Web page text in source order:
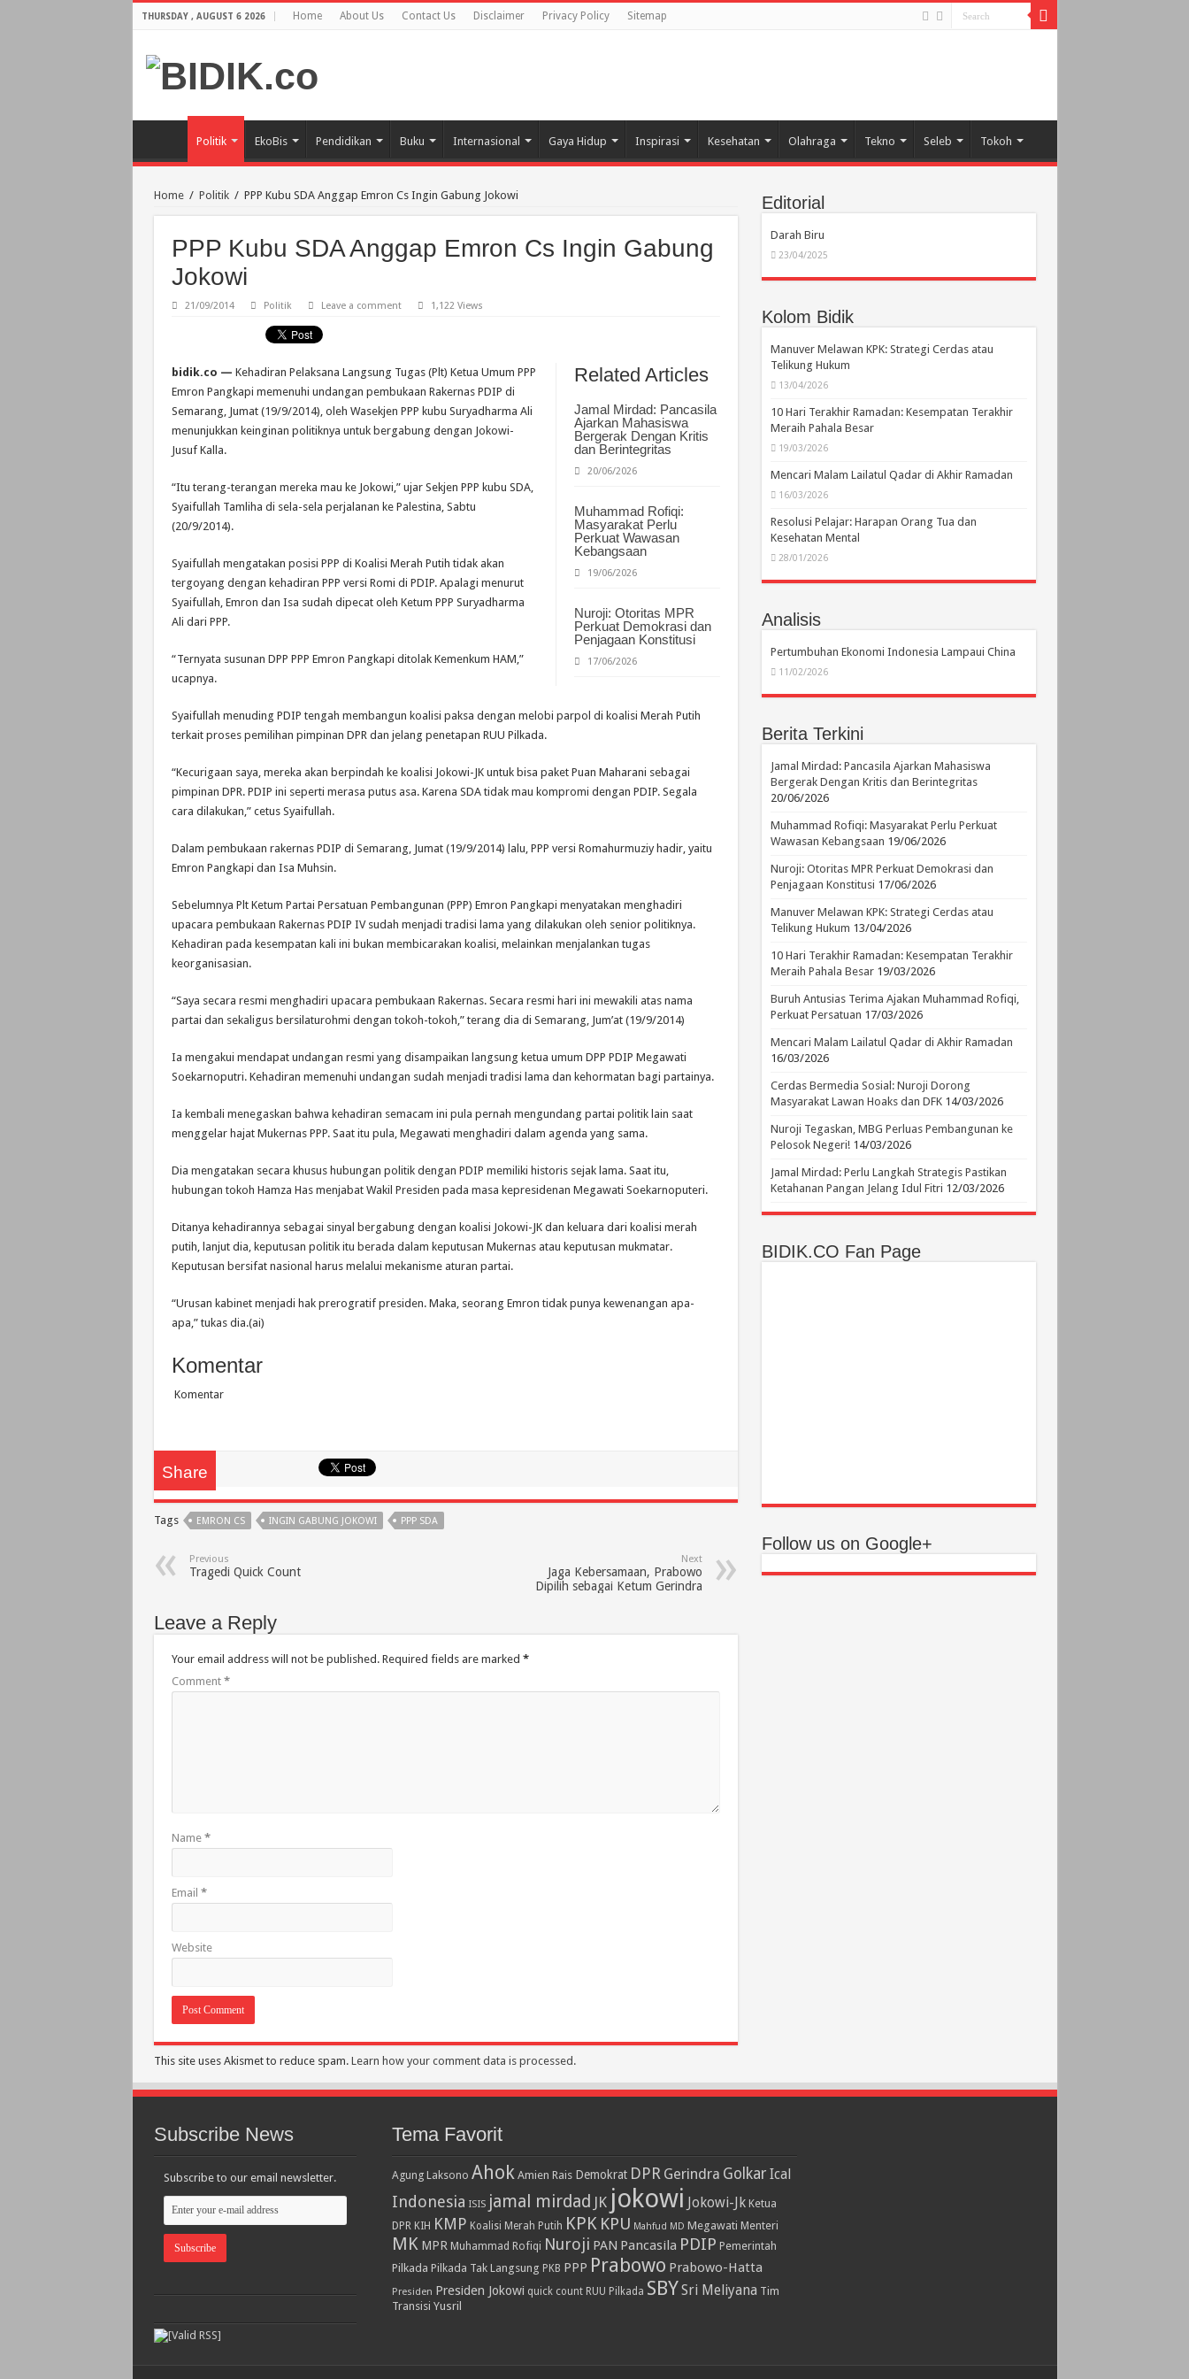
THURSDAY , AUGUST 6 2026 Home About Us Contact Us Disclaimer Privacy Policy Sitemap
Politik EkoBis Pendidikan Buku Internasional Gaya Hidup Inspirasi Kesehatan Olahraga Tekno Seleb Tokoh
Home / Politik / PPP Kubu SDA Anggap Emron Cs Ingin Gabung Jokowi
PPP Kubu SDA Anggap Emron Cs Ingin Gabung
Jokowi
21/09/2014 Politik Leave a comment 1,122 Views
Related Articles
Jamal Mirdad: Pancasila
Ajarkan Mahasiswa
Bergerak Dengan Kritis
dan Berintegritas
20/06/2026
Muhammad Rofiqi:
Masyarakat Perlu
Perkuat Wawasan
Kebangsaan
19/06/2026
Nuroji: Otoritas MPR
Perkuat Demokrasi dan
Penjagaan Konstitusi
17/06/2026
bidik.co — Kehadiran Pelaksana Langsung Tugas (Plt) Ketua Umum PPP
Emron Pangkapi memenuhi undangan pembukaan Rakernas PDIP di
Semarang, Jumat (19/9/2014), oleh Wasekjen PPP kubu Suryadharma Ali
menunjukkan keinginan politiknya untuk bergabung dengan Jokowi-
Jusuf Kalla.
“Itu terang-terangan mereka mau ke Jokowi,” ujar Sekjen PPP kubu SDA,
Syaifullah Tamliha di sela-sela perjalanan ke Palestina, Sabtu
(20/9/2014).
Syaifullah mengatakan posisi PPP di Koalisi Merah Putih tidak akan
tergoyang dengan kehadiran PPP versi Romi di PDIP. Apalagi menurut
Syaifullah, Emron dan Isa sudah dipecat oleh Ketum PPP Suryadharma
Ali dari PPP.
“Ternyata susunan DPP PPP Emron Pangkapi ditolak Kemenkum HAM,”
ucapnya.
Syaifullah menuding PDIP tengah membangun koalisi paksa dengan melobi parpol di koalisi Merah Putih
terkait proses pemilihan pimpinan DPR dan jelang penetapan RUU Pilkada.
“Kecurigaan saya, mereka akan berpindah ke koalisi Jokowi-JK untuk bisa paket Puan Maharani sebagai
pimpinan DPR. PDIP ini seperti merasa putus asa. Karena SDA tidak mau kompromi dengan PDIP. Segala
cara dilakukan,” cetus Syaifullah.
Dalam pembukaan rakernas PDIP di Semarang, Jumat (19/9/2014) lalu, PPP versi Romahurmuziy hadir, yaitu
Emron Pangkapi dan Isa Muhsin.
Sebelumnya Plt Ketum Partai Persatuan Pembangunan (PPP) Emron Pangkapi menyatakan menghadiri
upacara pembukaan Rakernas PDIP IV sudah menjadi tradisi lama yang dilakukan oleh senior politiknya.
Kehadiran pada kesempatan kali ini bukan membicarakan koalisi, melainkan menjalankan tugas
keorganisasian.
“Saya secara resmi menghadiri upacara pembukaan Rakernas. Secara resmi hari ini mewakili atas nama
partai dan sekaligus bersilaturohmi dengan tokoh-tokoh,” terang dia di Semarang, Jum’at (19/9/2014)
Ia mengakui mendapat undangan resmi yang disampaikan langsung ketua umum DPP PDIP Megawati
Soekarnoputri. Kehadiran memenuhi undangan sudah menjadi tradisi lama dan kehormatan bagi partainya.
Ia kembali menegaskan bahwa kehadiran semacam ini pula pernah mengundang partai politik lain saat
menggelar hajat Mukernas PPP. Saat itu pula, Megawati menghadiri dalam agenda yang sama.
Dia mengatakan secara khusus hubungan politik dengan PDIP memiliki historis sejak lama. Saat itu,
hubungan tokoh Hamza Has menjabat Wakil Presiden pada masa kepresidenan Megawati Soekarnoputeri.
Ditanya kehadirannya sebagai sinyal bergabung dengan koalisi Jokowi-JK dan keluara dari koalisi merah
putih, lanjut dia, keputusan politik itu berada dalam keputusan Mukernas atau keputusan mukmatar.
Keputusan bersifat nasional harus melalui mekanisme aturan partai.
“Urusan kabinet menjadi hak prerogratif presiden. Maka, seorang Emron tidak punya kewenangan apa-
apa,” tukas dia.(ai)
Komentar
Komentar
Share
Tags EMRON CS INGIN GABUNG JOKOWI PPP SDA
Previous
Tragedi Quick Count
Next
Jaga Kebersamaan, Prabowo
Dipilih sebagai Ketum Gerindra
Leave a Reply
Your email address will not be published. Required fields are marked *
Comment *
Name *
Email *
Website
This site uses Akismet to reduce spam. Learn how your comment data is processed.
Editorial
Darah Biru
23/04/2025
Kolom Bidik
Manuver Melawan KPK: Strategi Cerdas atau
Telikung Hukum
13/04/2026
10 Hari Terakhir Ramadan: Kesempatan Terakhir
Meraih Pahala Besar
19/03/2026
Mencari Malam Lailatul Qadar di Akhir Ramadan
16/03/2026
Resolusi Pelajar: Harapan Orang Tua dan
Kesehatan Mental
28/01/2026
Analisis
Pertumbuhan Ekonomi Indonesia Lampaui China
11/02/2026
Berita Terkini
Jamal Mirdad: Pancasila Ajarkan Mahasiswa
Bergerak Dengan Kritis dan Berintegritas
20/06/2026
Muhammad Rofiqi: Masyarakat Perlu Perkuat
Wawasan Kebangsaan 19/06/2026
Nuroji: Otoritas MPR Perkuat Demokrasi dan
Penjagaan Konstitusi 17/06/2026
Manuver Melawan KPK: Strategi Cerdas atau
Telikung Hukum 13/04/2026
10 Hari Terakhir Ramadan: Kesempatan Terakhir
Meraih Pahala Besar 19/03/2026
Buruh Antusias Terima Ajakan Muhammad Rofiqi,
Perkuat Persatuan 17/03/2026
Mencari Malam Lailatul Qadar di Akhir Ramadan
16/03/2026
Cerdas Bermedia Sosial: Nuroji Dorong
Masyarakat Lawan Hoaks dan DFK 14/03/2026
Nuroji Tegaskan, MBG Perluas Pembangunan ke
Pelosok Negeri! 14/03/2026
Jamal Mirdad: Perlu Langkah Strategis Pastikan
Ketahanan Pangan Jelang Idul Fitri 12/03/2026
BIDIK.CO Fan Page
Follow us on Google+
Subscribe News
Subscribe to our email newsletter.
Tema Favorit
Agung Laksono Ahok Amien Rais Demokrat DPR Gerindra Golkar Ical
Indonesia ISIS jamal mirdad JK jokowi Jokowi-Jk Ketua
DPR KIH KMP Koalisi Merah Putih KPK KPU Mahfud MD Megawati Menteri
MK MPR Muhammad Rofiqi Nuroji PAN Pancasila PDIP Pemerintah
Pilkada Pilkada Tak Langsung PKB PPP Prabowo Prabowo-Hatta
Presiden Presiden Jokowi quick count RUU Pilkada SBYSri Meliyana Tim
Transisi Yusril